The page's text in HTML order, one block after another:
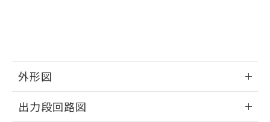
外形図
出力段回路図
※当社の共同利用者とは、"個人情報
の共同利用に関して"
とができます。
EU RoHS指令（10物質）の非含有証明書
51物質の非含有証明書（当社基準）
※本証明書は発行日時点で非含有を証明す